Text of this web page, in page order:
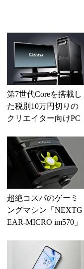
第7世代Coreを搭載し
た税別10万円切りの
クリエイター向けPC
超絶コスパのゲーミ
ングマシン「NEXTG
EAR-MICRO im570」